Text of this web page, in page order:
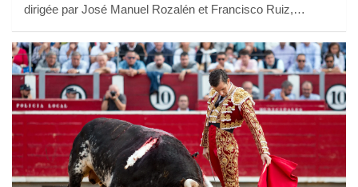
dirigée par José Manuel Rozalén et Francisco Ruiz,…